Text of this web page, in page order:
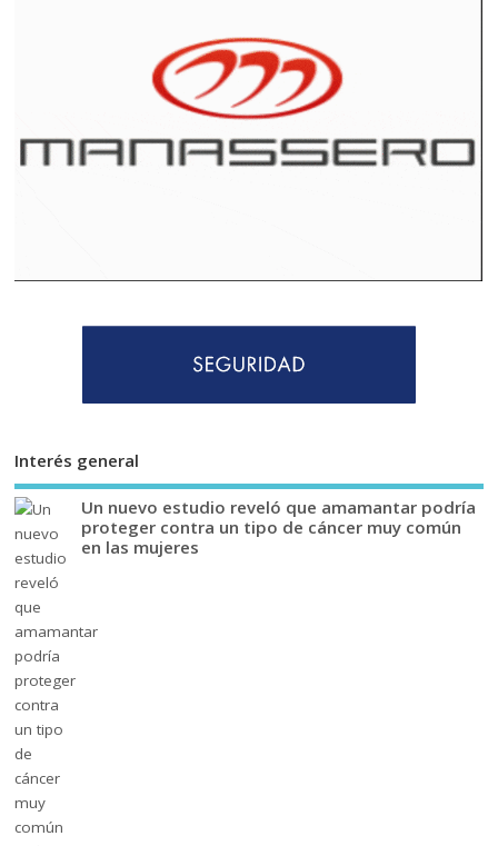
Interés general
Un nuevo estudio reveló que amamantar podría
proteger contra un tipo de cáncer muy común
en las mujeres